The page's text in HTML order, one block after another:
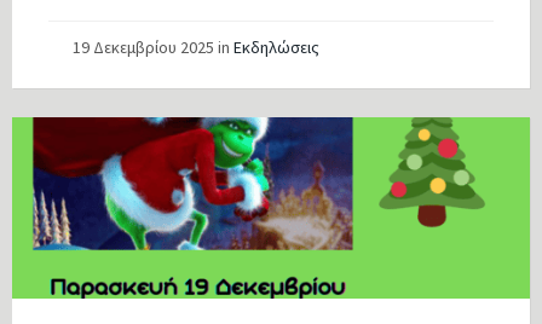
19 Δεκεμβρίου 2025 in Εκδηλώσεις